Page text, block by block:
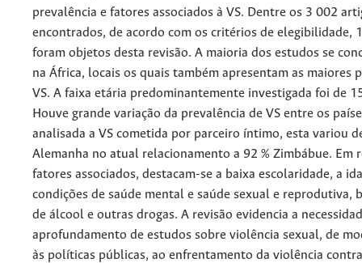
prevalência e fatores associados à VS. Dentre os 3 002
encontrados, de acordo com os critérios de elegibilidade,
foram objetos desta revisão. A maioria dos estudos se
na África, locais os quais também apresentam as maiores
VS. A faixa etária predominantemente investigada foi de
Houve grande variação da prevalência de VS entre os
analisada a VS cometida por parceiro íntimo, esta variou
Alemanha no atual relacionamento a 92 % Zimbábue. Em
fatores associados, destacam-se a baixa escolaridade, a
condições de saúde mental e saúde sexual e reprodutiva,
de álcool e outras drogas. A revisão evidencia a
aprofundamento de estudos sobre violência sexual, de
às políticas públicas, ao enfrentamento da violência